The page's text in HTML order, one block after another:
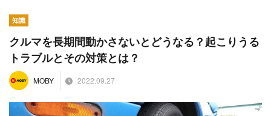
知識
クルマを長期間動かさないとどうなる？起こりうる
トラブルとその対策とは？
MOBY 2022.09.27